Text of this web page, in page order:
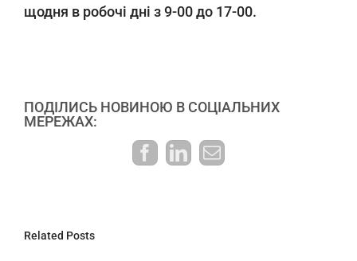
щодня в робочі дні з 9-00 до 17-00.
ПОДІЛИСЬ НОВИНОЮ В СОЦІАЛЬНИХ
МЕРЕЖАХ:
Facebook
LinkedIn
E-
mail:
Related Posts